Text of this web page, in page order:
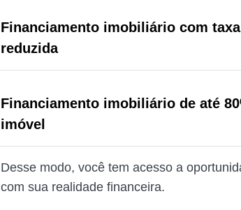
Financiamento imobiliário com
reduzida
Financiamento imobiliário de até
imóvel
Desse modo, você tem acesso a
com sua realidade financeira.